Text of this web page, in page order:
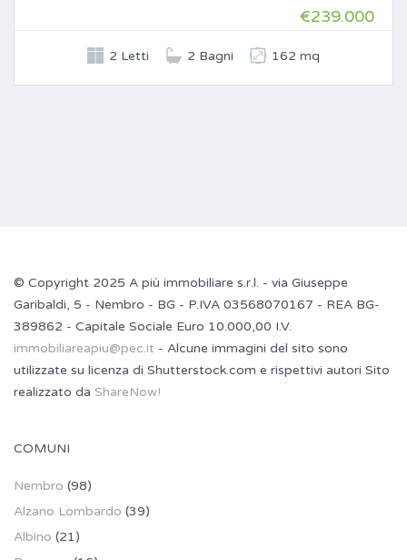
€239.000
2 Letti 2 Bagni 162 mq
© Copyright 2025 A più immobiliare s.r.l. - via Giuseppe
Garibaldi, 5 - Nembro - BG - P.IVA 03568070167 - REA BG-
389862 - Capitale Sociale Euro 10.000,00 I.V.
immobiliareapiu@pec.it - Alcune immagini del sito sono
utilizzate su licenza di Shutterstock.com e rispettivi autori Sito
realizzato da ShareNow!
COMUNI
Nembro (98)
Alzano Lombardo (39)
Albino (21)